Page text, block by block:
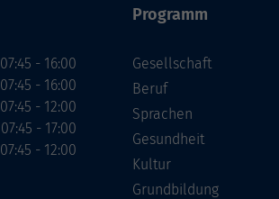
07:45 - 16:00
07:45 - 16:00
07:45 - 12:00
07:45 - 17:00
07:45 - 12:00
Programm
Gesellschaft
Beruf
Sprachen
Gesundheit
Kultur
Grundbildung